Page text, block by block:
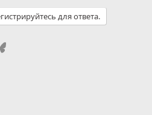
для ответа.
Bluesky